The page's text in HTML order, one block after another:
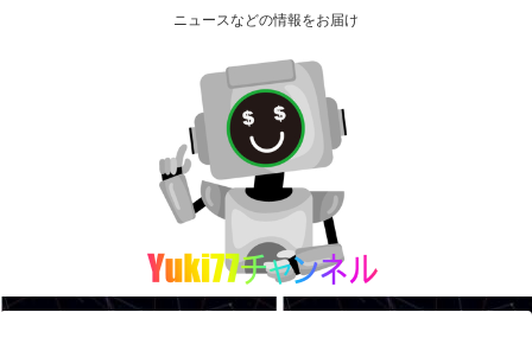
ニュースなどの情報をお届け